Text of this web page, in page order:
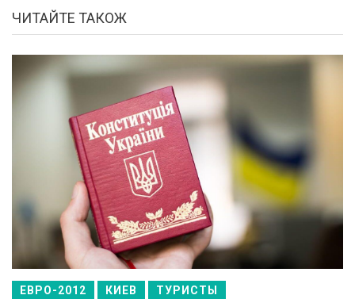
ЧИТАЙТЕ ТАКОЖ
ЕВРО-2012 КИЕВ ТУРИСТЫ